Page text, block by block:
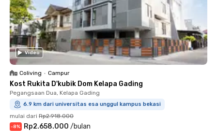
Video
Coliving • Campur
Kost Rukita D'kubik Dom Kelapa Gading
Pegangsaan Dua, Kelapa Gading
6.9 km dari universitas esa unggul kampus bekasi
mulai dari Rp2.918.000
-8% Rp2.658.000 /bulan